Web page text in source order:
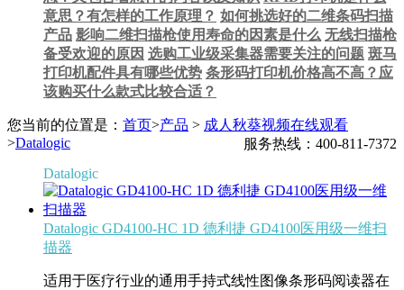
意思？有怎样的工作原理？ 如何挑选好的二维条码扫描
产品 影响二维扫描枪使用寿命的因素是什么 无线扫描枪
备受欢迎的原因 选购工业级采集器需要关注的问题 斑马
打印机配件具有哪些优势 条形码打印机价格高不高？应
该购买什么款式比较合适？
您当前的位置是： 首页>产品 > 成人秋葵视频在线观看
>Datalogic
服务热线：400-811-7372
Datalogic
Datalogic GD4100-HC 1D 德利捷 GD4100医用级一维扫
描器
适用于医疗行业的通用手持式线性图像条形码阅读器在